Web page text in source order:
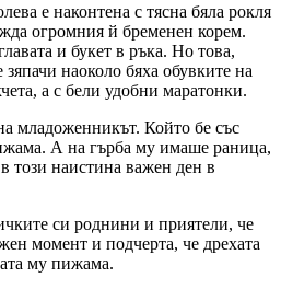
е наконтена с тясна бяла рокля
огромния й бременен корем.
и букет в ръка. Но това,
наоколо бяха обувките на
а с бели удобни маратонки.
младоженникът. Който бе със
А на гърба му имаше раница,
този наистина важен ден в
си роднини и приятели, че
момент и подчерта, че дрехата
му пижама.